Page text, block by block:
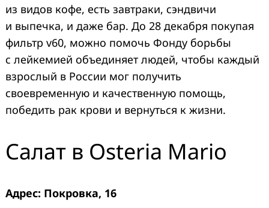
из видов кофе, есть завтраки, сэндвичи
и выпечка, и даже бар. До 28 декабря покупая
фильтр v60, можно помочь Фонду борьбы
с лейкемией объединяет людей, чтобы каждый
взрослый в России мог получить
своевременную и качественную помощь,
победить рак крови и вернуться к жизни.
Салат в Osteria Mario
Адрес: Покровка, 16